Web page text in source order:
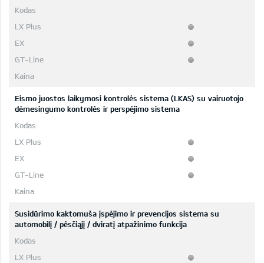
Eismo juostos laikymosi kontrolės sistema (LKAS) su vairuotojo
dėmesingumo kontrolės ir perspėjimo sistema
Susidūrimo kaktomuša įspėjimo ir prevencijos sistema su
automobilį / pėsčiąjį / dviratį atpažinimo funkcija